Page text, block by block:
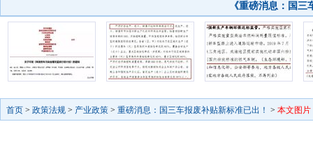
《重磅消息：国
首页 > 政策法规 > 产业政策 > 重磅消息：国三车报废补贴新标准已出！ > 本文图片